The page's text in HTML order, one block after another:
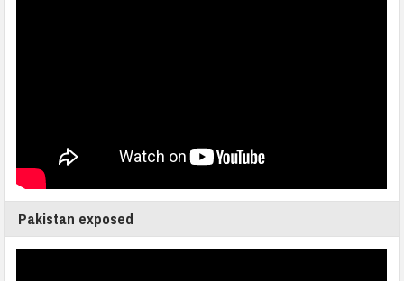
Pakistan exposed